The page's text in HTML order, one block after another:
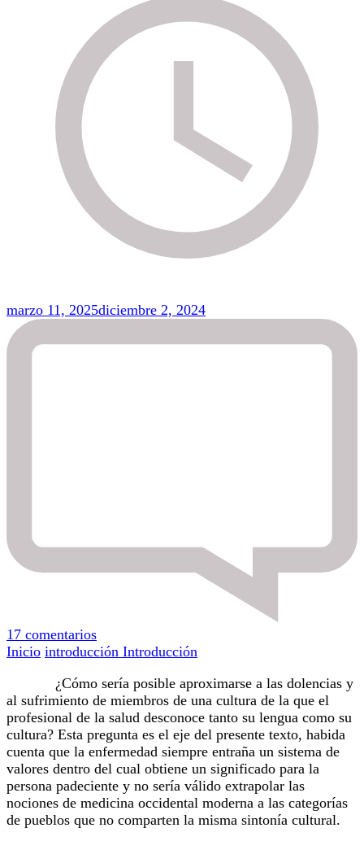
marzo 11, 2025diciembre 2, 2024
17 comentariosen
Introducción
Inicio introducción Introducción
¿Cómo sería posible aproximarse a las dolencias y
al sufrimiento de miembros de una cultura de la que el
profesional de la salud desconoce tanto su lengua como su
cultura? Esta pregunta es el eje del presente texto, habida
cuenta que la enfermedad siempre entraña un sistema de
valores dentro del cual obtiene un significado para la
persona padeciente y no sería válido extrapolar las
nociones de medicina occidental moderna a las categorías
de pueblos que no comparten la misma sintonía cultural.